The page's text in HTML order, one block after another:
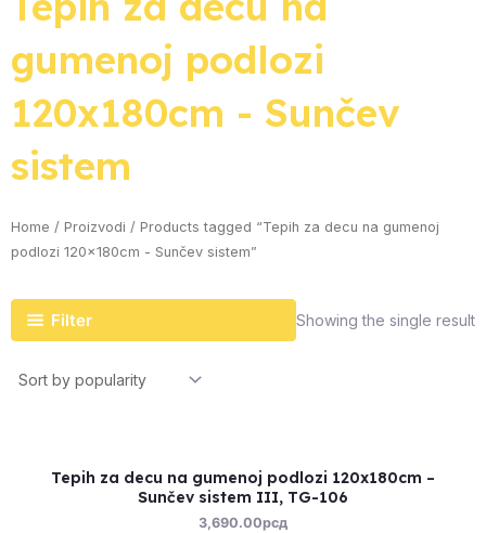
gumenoj podlozi
120x180cm - Sunčev
sistem
Home / Proizvodi / Products tagged “Tepih za decu na gumenoj
podlozi 120x180cm - Sunčev sistem”
Filter Showing the single result
Tepih za decu na gumenoj podlozi 120x180cm –
Sunčev sistem III, TG-106
3,690.00рсд